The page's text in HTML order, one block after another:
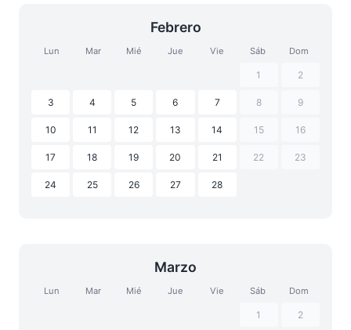
Febrero
Lun Mar Mié Jue Vie Sáb Dom
1 2
3 4 5 6 7 8 9
10 11 12 13 14 15 16
17 18 19 20 21 22 23
24 25 26 27 28
Marzo
Lun Mar Mié Jue Vie Sáb Dom
1 2